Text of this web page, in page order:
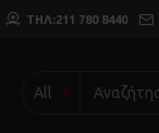
ΤΗΛ:211 780 8440
All